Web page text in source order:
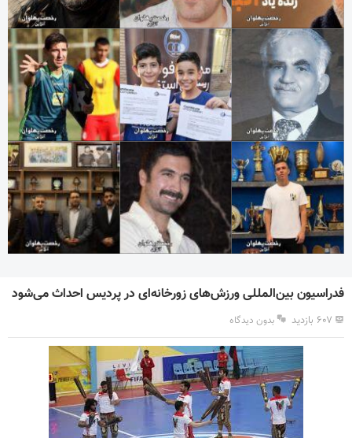
فدراسیون بین‌المللی ورزش‌های زورخانه‌ای در پردیس احداث می‌شود
۶۰۷ بازدید بدون دیدگاه